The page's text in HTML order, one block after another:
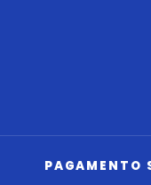
PAGAMENTO